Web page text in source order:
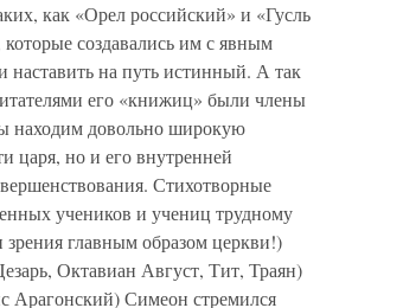
как «Орел российский» и «Гусль
создавались им с явным
наставить на путь истинный. А так
его «книжиц» были члены
находим довольно широкую
царя, но и его внутренней
Стихотворные
учеников и учениц трудному
зрения главным образом церкви!)
Октавиан Август, Тит, Траян)
Арагонский) Симеон стремился